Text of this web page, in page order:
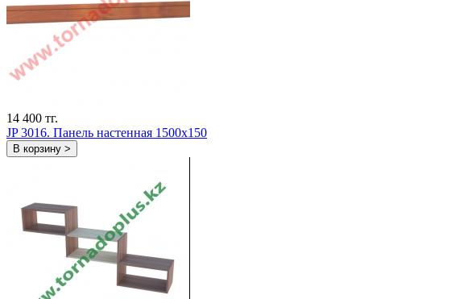
14 400 тг.
JP 3016. Панель настенная 1500х150
В корзину >